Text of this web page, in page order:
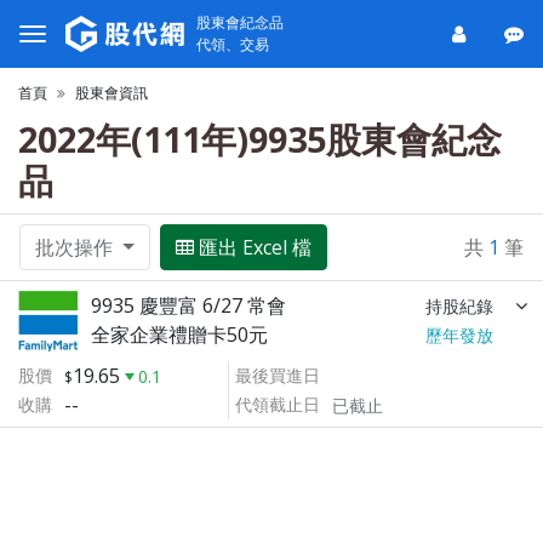
股東會紀念品
代領、交易
首頁 股東會資訊
2022年(111年)9935股東會紀念
品
批次操作 匯出 Excel 檔 共 1 筆
9935 慶豐富 6/27 常會 持股紀錄
全家企業禮贈卡50元
歷年發放
股價
19.65
0.1
收購 --
最後買進日
代領截止日
已截止